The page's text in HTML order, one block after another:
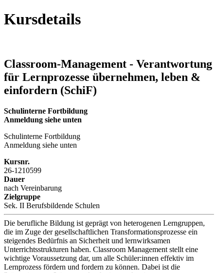
Kursdetails
Classroom-Management - Verantwortung
für Lernprozesse übernehmen, leben &
einfordern (SchiF)
Schulinterne Fortbildung
Anmeldung siehe unten
Schulinterne Fortbildung
Anmeldung siehe unten
Kursnr.
26-1210599
Dauer
nach Vereinbarung
Zielgruppe
Sek. II Berufsbildende Schulen
Die berufliche Bildung ist geprägt von heterogenen Lerngruppen,
die im Zuge der gesellschaftlichen Transformationsprozesse ein
steigendes Bedürfnis an Sicherheit und lernwirksamen
Unterrichtsstrukturen haben. Classroom Management stellt eine
wichtige Voraussetzung dar, um alle Schüler:innen effektiv im
Lernprozess fördern und fordern zu können. Dabei ist die